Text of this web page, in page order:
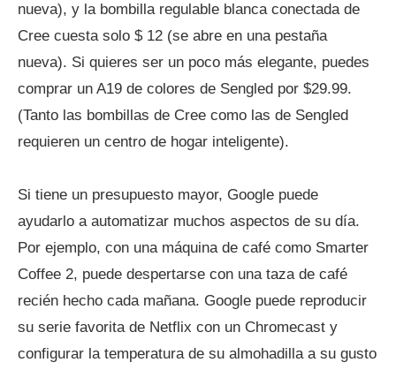
nueva), y la bombilla regulable blanca conectada de
Cree cuesta solo $ 12 (se abre en una pestaña
nueva). Si quieres ser un poco más elegante, puedes
comprar un A19 de colores de Sengled por $29.99.
(Tanto las bombillas de Cree como las de Sengled
requieren un centro de hogar inteligente).
Si tiene un presupuesto mayor, Google puede
ayudarlo a automatizar muchos aspectos de su día.
Por ejemplo, con una máquina de café como Smarter
Coffee 2, puede despertarse con una taza de café
recién hecho cada mañana. Google puede reproducir
su serie favorita de Netflix con un Chromecast y
configurar la temperatura de su almohadilla a su gusto